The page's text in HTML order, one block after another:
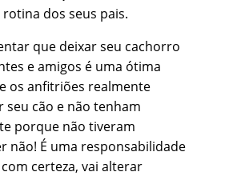
dos seus pais.
que deixar seu cachorro
e amigos é uma ótima
os anfitriões realmente
seu cão e não tenham
porque não tiveram
não! É uma responsabilidade
certeza, vai alterar